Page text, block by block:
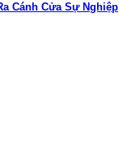
Cánh Cửa Sự Nghiệp